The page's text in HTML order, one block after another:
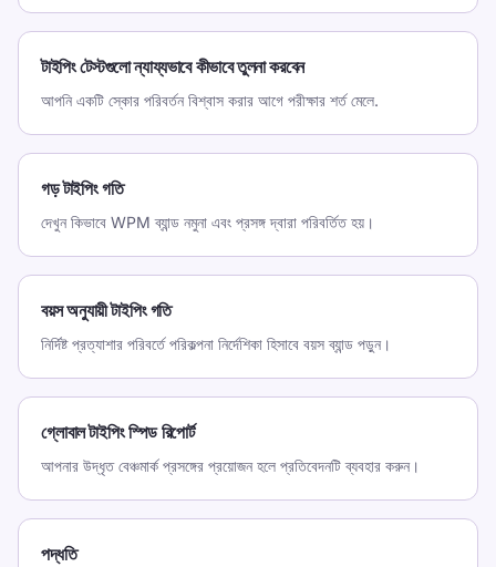
টাইপিং টেস্টগুলো ন্যায্যভাবে কীভাবে তুলনা করবেন
আপনি একটি স্কোর পরিবর্তন বিশ্বাস করার আগে পরীক্ষার শর্ত মেলে.
গড় টাইপিং গতি
দেখুন কিভাবে WPM ব্যান্ড নমুনা এবং প্রসঙ্গ দ্বারা পরিবর্তিত হয়।
বয়স অনুযায়ী টাইপিং গতি
নির্দিষ্ট প্রত্যাশার পরিবর্তে পরিকল্পনা নির্দেশিকা হিসাবে বয়স ব্যান্ড পড়ুন।
গ্লোবাল টাইপিং স্পিড রিপোর্ট
আপনার উদ্ধৃত বেঞ্চমার্ক প্রসঙ্গের প্রয়োজন হলে প্রতিবেদনটি ব্যবহার করুন।
পদ্ধতি